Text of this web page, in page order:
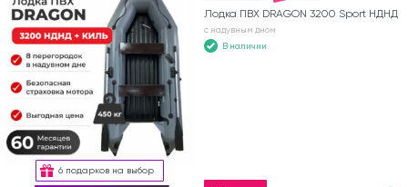
6 подарков на выбор
Лодка ПВХ DRAGON 3200 Sport НДНД
с надувным дном
В наличии